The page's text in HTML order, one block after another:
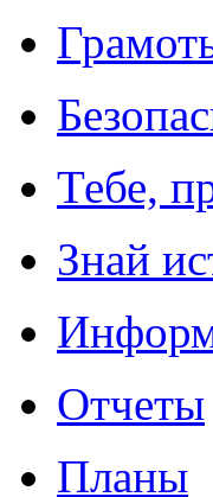
Тебе,
Знай
Отчеты
Планы